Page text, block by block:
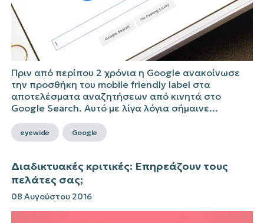
Πριν από περίπου 2 χρόνια η Google ανακοίνωσε
την προσθήκη του mobile friendly label στα
αποτελέσματα αναζητήσεων από κινητά στο
Google Search. Αυτό με λίγα λόγια σήμαινε...
eyewide Google
Διαδικτυακές κριτικές: Επηρεάζουν τους
πελάτες σας;
08 Αυγούστου 2016